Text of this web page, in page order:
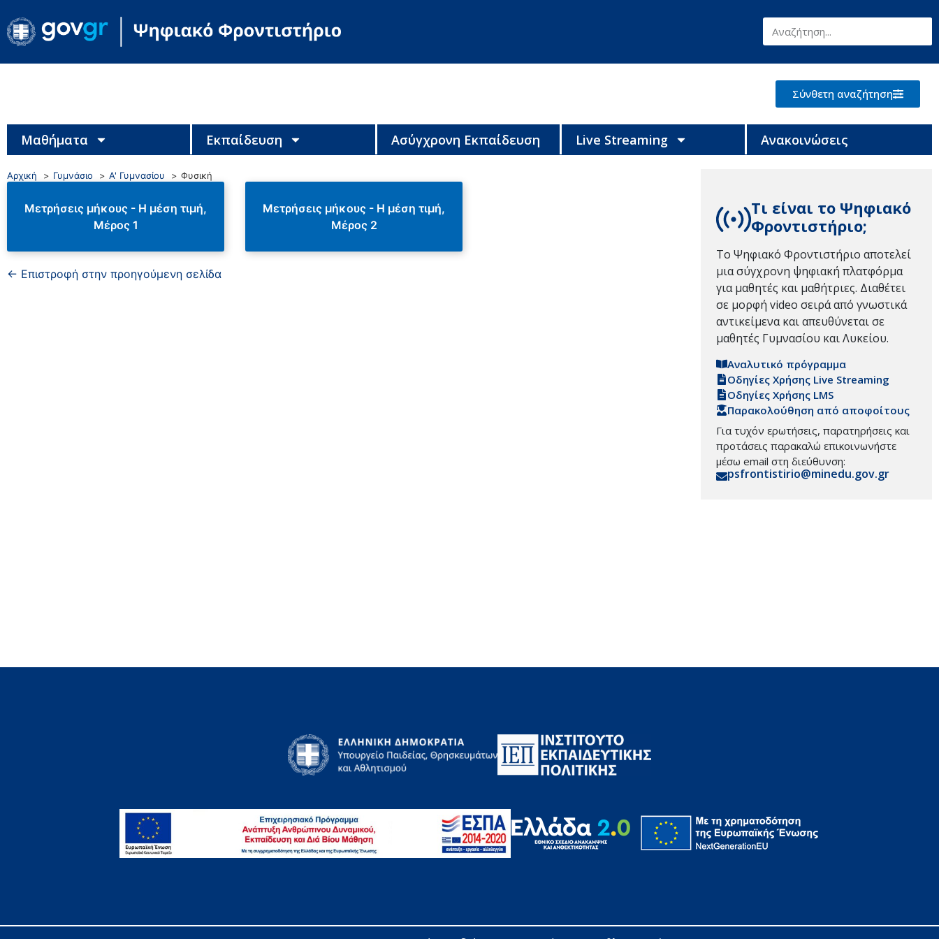
Σύνθετη αναζήτηση
Μαθήματα Εκπαίδευση Ασύγχρονη Εκπαίδευση Live Streaming Ανακοινώσεις
Αρχική Γυμνάσιο Α' Γυμνασίου Φυσική
Μετρήσεις μήκους - Η μέση τιμή,
Μέρος 1
Μετρήσεις μήκους - Η μέση τιμή,
Μέρος 2
← Επιστροφή στην προηγούμενη σελίδα
Τι είναι το Ψηφιακό
Φροντιστήριο;
Το Ψηφιακό Φροντιστήριο αποτελεί
μια σύγχρονη ψηφιακή πλατφόρμα
για μαθητές και μαθήτριες. Διαθέτει
σε μορφή video σειρά από γνωστικά
αντικείμενα και απευθύνεται σε
μαθητές Γυμνασίου και Λυκείου.
Αναλυτικό πρόγραμμα
Οδηγίες Χρήσης Live Streaming
Οδηγίες Χρήσης LMS
Παρακολούθηση από αποφοίτους
Για τυχόν ερωτήσεις, παρατηρήσεις και
προτάσεις παρακαλώ επικοινωνήστε
μέσω email στη διεύθυνση:
psfrontistirio@minedu.gov.gr